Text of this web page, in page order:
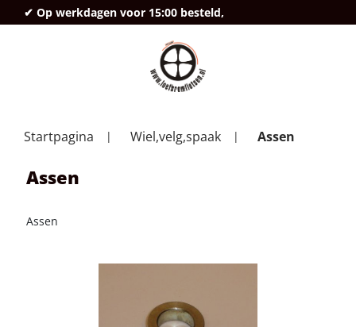
✔ Op werkdagen voor 15:00 besteld,
Startpagina Wiel,velg,spaak Assen
Assen
Assen